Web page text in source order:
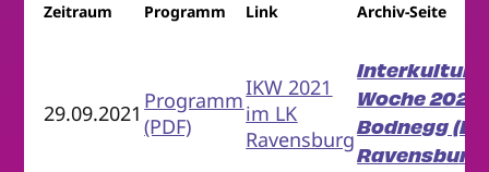
Zeitraum Programm Link Archiv-Seite
29.09.2021 Programm
(PDF)
IKW 2021
im LK
Ravensburg
Woche 2021
Bodnegg (LK
Ravensburg)